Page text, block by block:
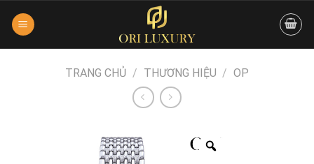
TRANG CHỦ / THƯƠNG HIỆU / OP